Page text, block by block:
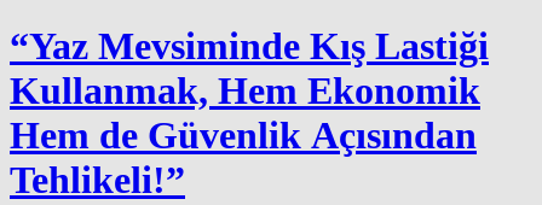
“Yaz Mevsiminde Kış Lastiği
Kullanmak, Hem Ekonomik
Hem de Güvenlik Açısından
Tehlikeli!”